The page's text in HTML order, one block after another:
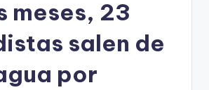
meses, 23
salen de
por